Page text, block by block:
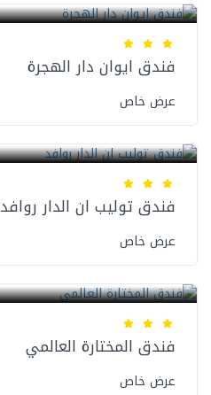
فندق ايوان دار الهجرة
عرض خاص
فندق توليب ان الدار روافد
عرض خاص
فندق المختارة العالمي
عرض خاص